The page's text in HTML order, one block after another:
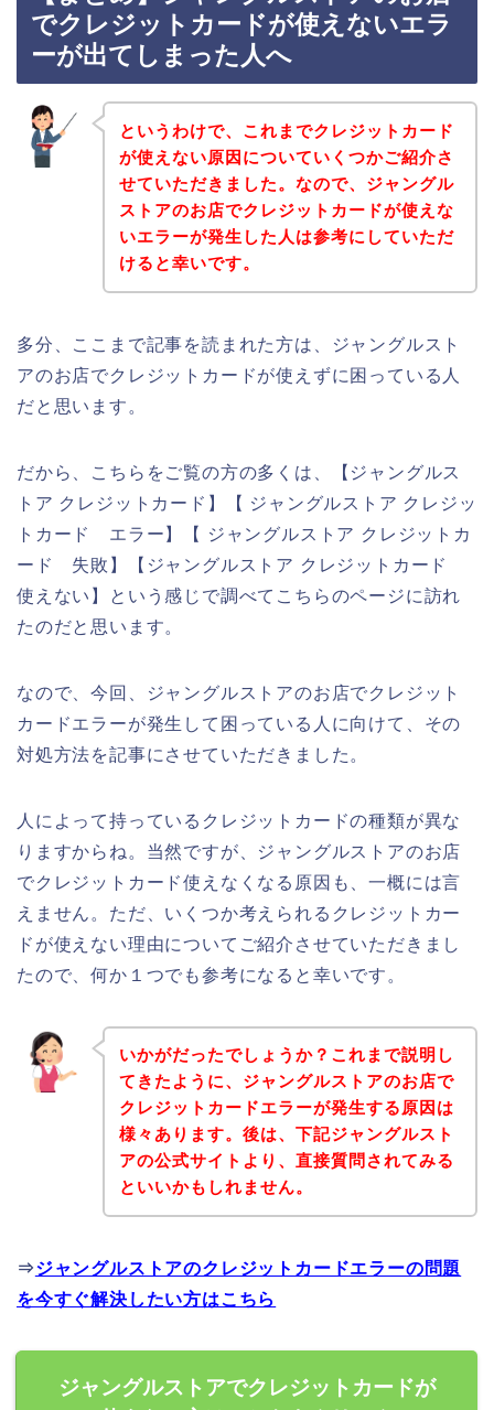
でクレジットカードが使えないエラ
ーが出てしまった人へ
というわけで、これまでクレジットカード
が使えない原因についていくつかご紹介さ
せていただきました。なので、ジャングル
ストアのお店でクレジットカードが使えな
いエラーが発生した人は参考にしていただ
けると幸いです。
多分、ここまで記事を読まれた方は、ジャングルスト
アのお店でクレジットカードが使えずに困っている人
だと思います。
だから、こちらをご覧の方の多くは、【ジャングルス
トア クレジットカード】【 ジャングルストア クレジッ
トカード エラー】【 ジャングルストア クレジットカ
ード 失敗】【ジャングルストア クレジットカード
使えない】という感じで調べてこちらのページに訪れ
たのだと思います。
なので、今回、ジャングルストアのお店でクレジット
カードエラーが発生して困っている人に向けて、その
対処方法を記事にさせていただきました。
人によって持っているクレジットカードの種類が異な
りますからね。当然ですが、ジャングルストアのお店
でクレジットカード使えなくなる原因も、一概には言
えません。ただ、いくつか考えられるクレジットカー
ドが使えない理由についてご紹介させていただきまし
たので、何か１つでも参考になると幸いです。
いかがだったでしょうか？これまで説明し
てきたように、ジャングルストアのお店で
クレジットカードエラーが発生する原因は
様々あります。後は、下記ジャングルスト
アの公式サイトより、直接質問されてみる
といいかもしれません。
⇒ジャングルストアのクレジットカードエラーの問題
を今すぐ解決したい方はこちら
ジャングルストアでクレジットカードが